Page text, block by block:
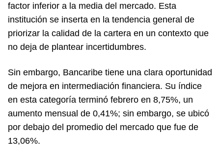
factor inferior a la media del mercado. Esta
institución se inserta en la tendencia general de
priorizar la calidad de la cartera en un contexto que
no deja de plantear incertidumbres.
Sin embargo, Bancaribe tiene una clara oportunidad
de mejora en intermediación financiera. Su índice
en esta categoría terminó febrero en 8,75%, un
aumento mensual de 0,41%; sin embargo, se ubicó
por debajo del promedio del mercado que fue de
13,06%.